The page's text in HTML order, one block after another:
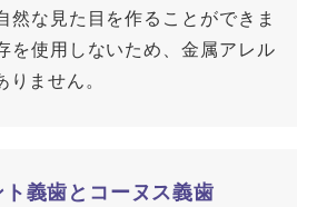
然な見た目を作ることができま
を使用しないため、金属アレル
ません。
義歯とコーヌス義歯